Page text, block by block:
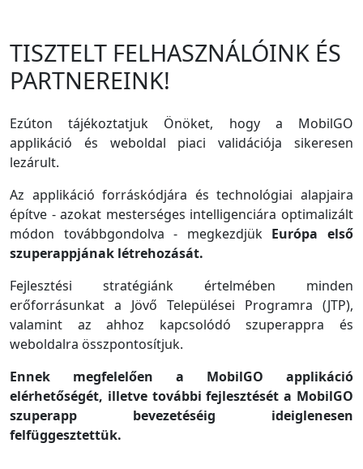
TISZTELT FELHASZNÁLÓINK ÉS
PARTNEREINK!
Ezúton tájékoztatjuk Önöket, hogy a MobilGO
applikáció és weboldal piaci validációja sikeresen
lezárult.
Az applikáció forráskódjára és technológiai alapjaira
építve - azokat mesterséges intelligenciára optimalizált
módon továbbgondolva - megkezdjük Európa első
szuperappjának létrehozását.
Fejlesztési stratégiánk értelmében minden
erőforrásunkat a Jövő Települései Programra (JTP),
valamint az ahhoz kapcsolódó szuperappra és
weboldalra összpontosítjuk.
Ennek megfelelően a MobilGO applikáció
elérhetőségét, illetve további fejlesztését a MobilGO
szuperapp bevezetéséig ideiglenesen
felfüggesztettük.